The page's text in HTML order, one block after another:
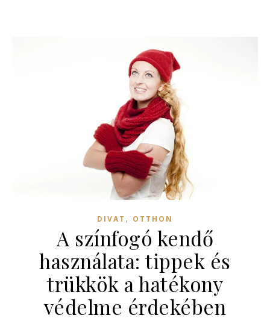
DIVAT , OTTHON
A színfogó kendő
használata: tippek és
trükkök a hatékony
védelme érdekében